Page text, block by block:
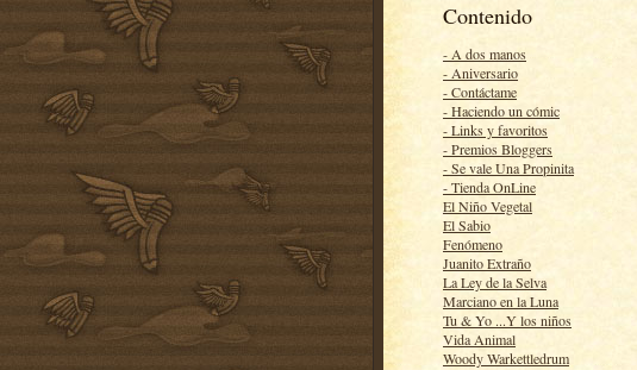
Contenido
- A dos manos
- Aniversario
- Contáctame
- Haciendo un cómic
- Links y favoritos
- Premios Bloggers
- Se vale Una Propinita
- Tienda OnLine
El Niño Vegetal
El Sabio
Fenómeno
Juanito Extraño
La Ley de la Selva
Marciano en la Luna
Tu & Yo ...Y los niños
Vida Animal
Woody Warkettledrum